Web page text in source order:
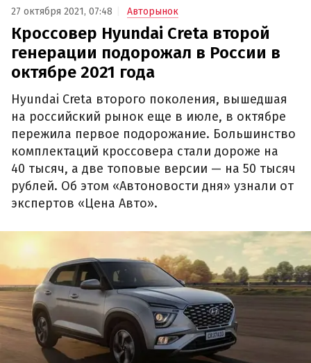
27 октября 2021, 07:48 Авторынок
Кроссовер Hyundai Creta второй
генерации подорожал в России в
октябре 2021 года
Hyundai Creta второго поколения, вышедшая
на российский рынок еще в июле, в октябре
пережила первое подорожание. Большинство
комплектаций кроссовера стали дороже на
40 тысяч, а две топовые версии — на 50 тысяч
рублей. Об этом «Автоновости дня» узнали от
экспертов «Цена Авто».